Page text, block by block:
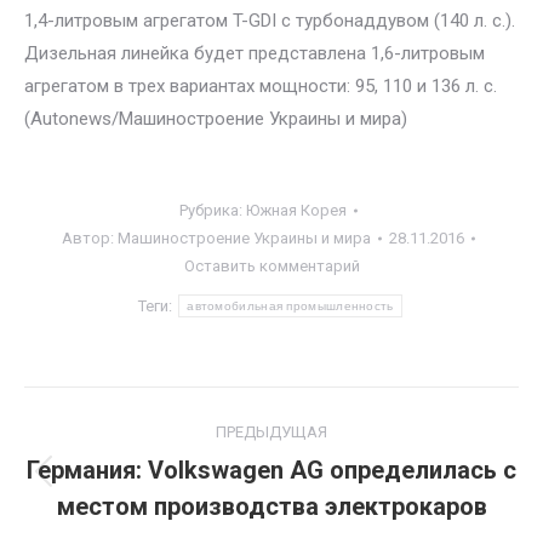
1,4-литровым агрегатом T-GDI с турбонаддувом (140 л. с.).
Дизельная линейка будет представлена 1,6-литровым
агрегатом в трех вариантах мощности: 95, 110 и 136 л. с.
(Autonews/Машиностроение Украины и мира)
Рубрика: Южная Корея
Автор: Машиностроение Украины и мира
28.11.2016
Оставить комментарий
Теги: автомобильная промышленность
по
записям
ПРЕДЫДУЩАЯ
Предыдущая
запись:
Германия: Volkswagen AG определилась с
местом производства электрокаров